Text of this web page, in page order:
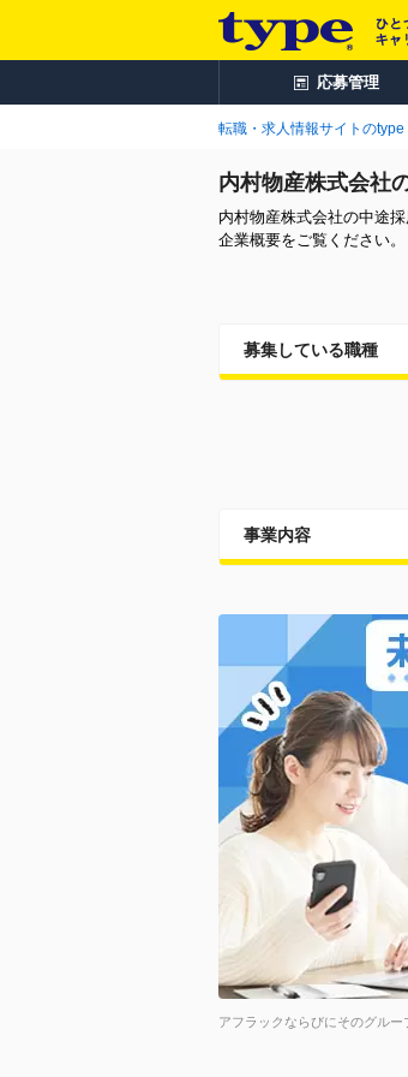
応募管理
転職・求人情報サイトのtype
内村物産株式会社
内村物産株式会社の中途
企業概要をご覧ください。
募集している職種
事業内容
アフラックならびにそのグルー